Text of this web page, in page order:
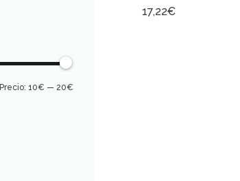
Precio:10€ —20€
17,22€